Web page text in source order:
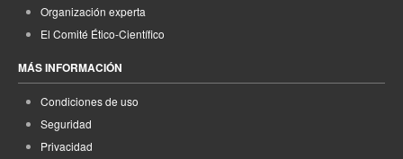
Organización experta
El Comité Ético-Científico
MÁS INFORMACIÓN
Condiciones de uso
Seguridad
Privacidad